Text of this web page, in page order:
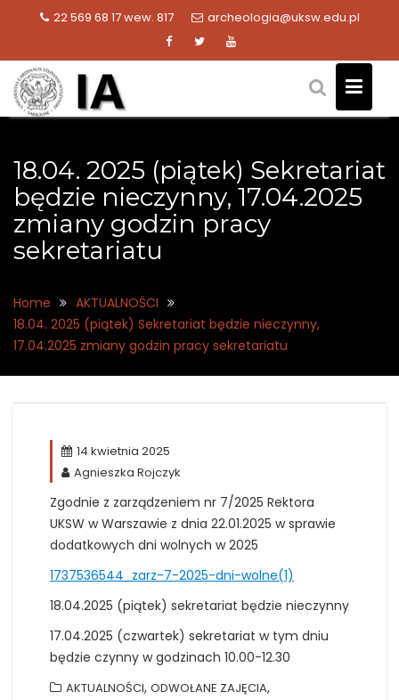
22 569 68 17 wew. 817 archeologia@uksw.edu.pl
18.04. 2025 (piątek) Sekretariat
będzie nieczynny, 17.04.2025
zmiany godzin pracy
sekretariatu
Home
AKTUALNOŚCI
18.04. 2025 (piątek) Sekretariat będzie nieczynny,
17.04.2025 zmiany godzin pracy sekretariatu
14 kwietnia 2025
Agnieszka Rojczyk
Zgodnie z zarządzeniem nr 7/2025 Rektora
UKSW w Warszawie z dnia 22.01.2025 w sprawie
dodatkowych dni wolnych w 2025
1737536544_zarz-7-2025-dni-wolne(1)
18.04.2025 (piątek) sekretariat będzie nieczynny
17.04.2025 (czwartek) sekretariat w tym dniu
będzie czynny w godzinach 10.00-12.30
AKTUALNOŚCI, ODWOŁANE ZAJĘCIA,